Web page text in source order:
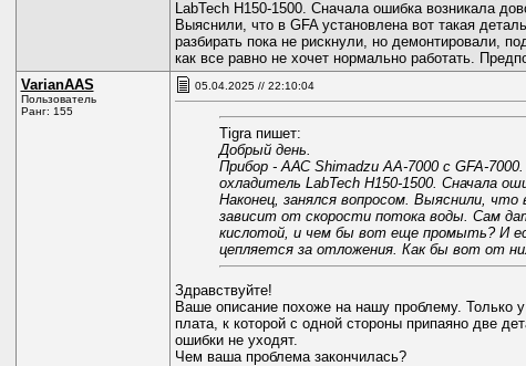
LabTech H150-1500. Сначала ошибка возникала
Выяснили, что в GFA установлена вот такая
разбирать пока не рискнули, но демонтировали,
как все равно не хочет нормально работать.
VarianAAS
Пользователь
Ранг: 155
05.04.2025 // 22:10:04
Tigra пишет:
Добрый день.
Прибор - ААС Shimadzu AA-7000 с GFA-
охладитель LabTech H150-1500. Сначала
Наконец, занялся вопросом. Выяснили,
зависит от скорости потока воды. Сам
кислотой, и чем бы вот еще промыть? И
цепляется за отложения. Как бы вот от
Здравствуйте!
Ваше описание похоже на нашу проблему. Только
плата, к которой с одной стороны припаяно две
ошибки не уходят.
Чем ваша проблема закончилась?